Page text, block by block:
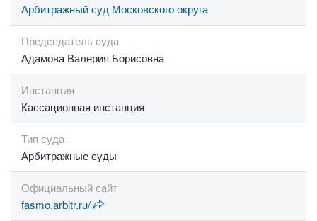
Арбитражный суд Московского округа
Председатель суда
Адамова Валерия Борисовна
Инстанция
Кассационная инстанция
Тип суда
Арбитражные суды
Официальный сайт
fasmo.arbitr.ru/